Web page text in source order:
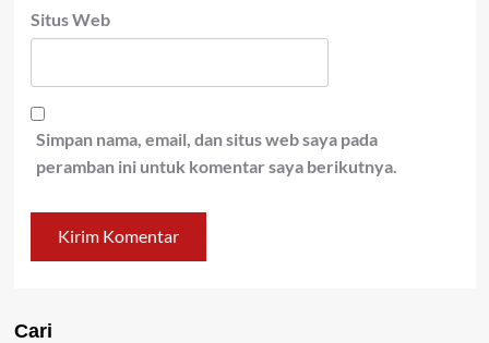
Situs Web
Simpan nama, email, dan situs web saya pada
peramban ini untuk komentar saya berikutnya.
Cari